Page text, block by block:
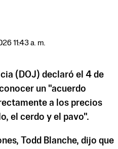
11:43 a. m.
(DOJ) declaró el 4 de
un "acuerdo
a los precios
el cerdo y el pavo".
Todd Blanche, dijo que